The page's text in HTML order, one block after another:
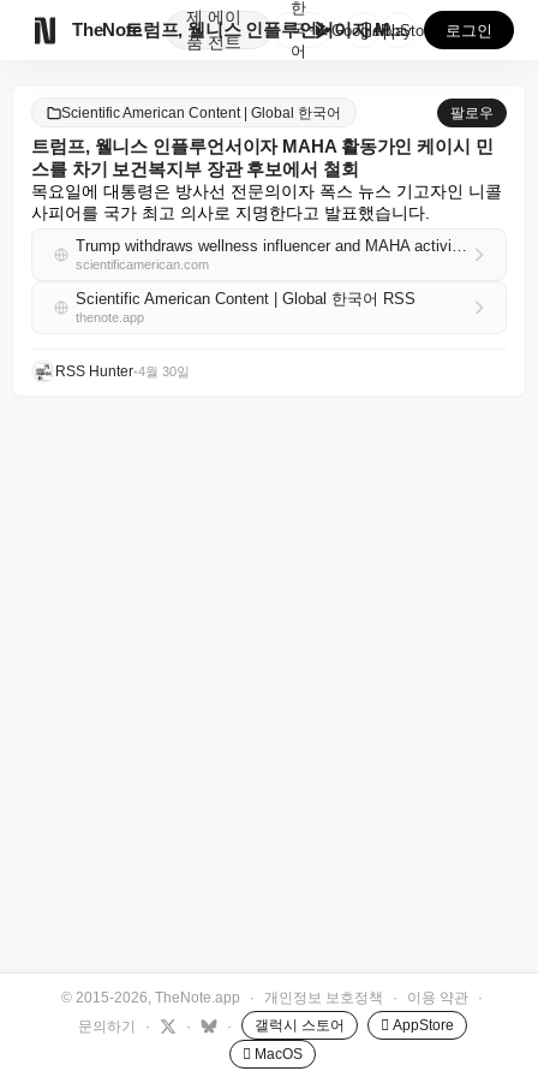
TheNote
제
품
에이
전트
트럼프, 웰니스 인플루언서이자 MAHA 활동가인 케이시...
한
국
어
GooglePlay
AppStore 로그인
Scientific American Content | Global 한국어 팔로우
트럼프, 웰니스 인플루언서이자 MAHA 활동가인 케이시 민
스를 차기 보건복지부 장관 후보에서 철회
목요일에 대통령은 방사선 전문의이자 폭스 뉴스 기고자인 니콜
사피어를 국가 최고 의사로 지명한다고 발표했습니다.
Trump withdraws wellness influencer and MAHA activist Casey Means as surgeon general nominee
scientificamerican.com
Scientific American Content | Global 한국어 RSS
thenote.app
RSS Hunter•4월 30일
© 2015-2026, TheNote.app · 개인정보 보호정책 · 이용 약관
·
문의하기
· · · 갤럭시 스토어
 AppStore
 MacOS